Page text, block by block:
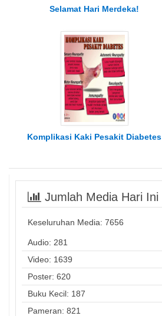
Selamat Hari Merdeka!
Komplikasi Kaki Pesakit Diabetes
Jumlah Media Hari Ini
Keseluruhan Media: 7656
Audio: 281
Video: 1639
Poster: 620
Buku Kecil: 187
Pameran: 821